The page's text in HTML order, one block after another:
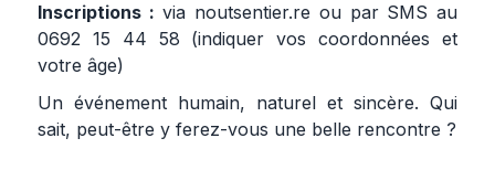
Inscriptions : via noutsentier.re ou par SMS au
0692 15 44 58 (indiquer vos coordonnées et
votre âge)
Un événement humain, naturel et sincère. Qui
sait, peut-être y ferez-vous une belle rencontre ?